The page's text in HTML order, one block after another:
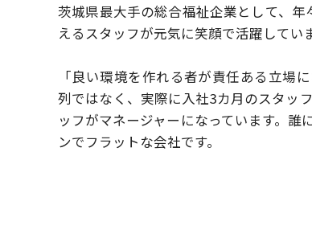
茨城県最大手の総合福祉企業として、年
えるスタッフが元気に笑顔で活躍してい
「良い環境を作れる者が責任ある立場
列ではなく、実際に入社3カ月のスタッ
ッフがマネージャーになっています。 誰
ンでフラットな会社です。